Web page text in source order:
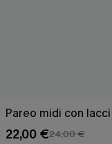
Pareo midi con
22,00 €24,00 €